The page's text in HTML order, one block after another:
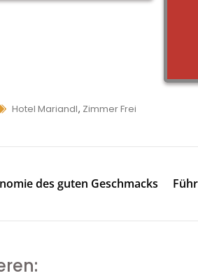
Tags
Hotel Mariandl, Zimmer Frei
des guten Geschmacks